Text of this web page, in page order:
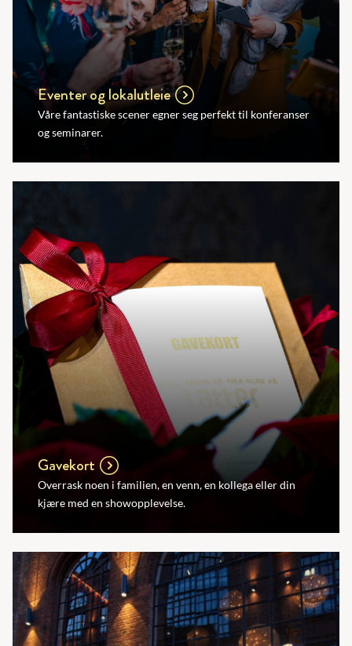
Eventer og lokalutleie
Våre fantastiske scener egner seg perfekt til konferanser
og seminarer.
Gavekort
Overrask noen i familien, en venn, en kollega eller din
kjære med en showopplevelse.